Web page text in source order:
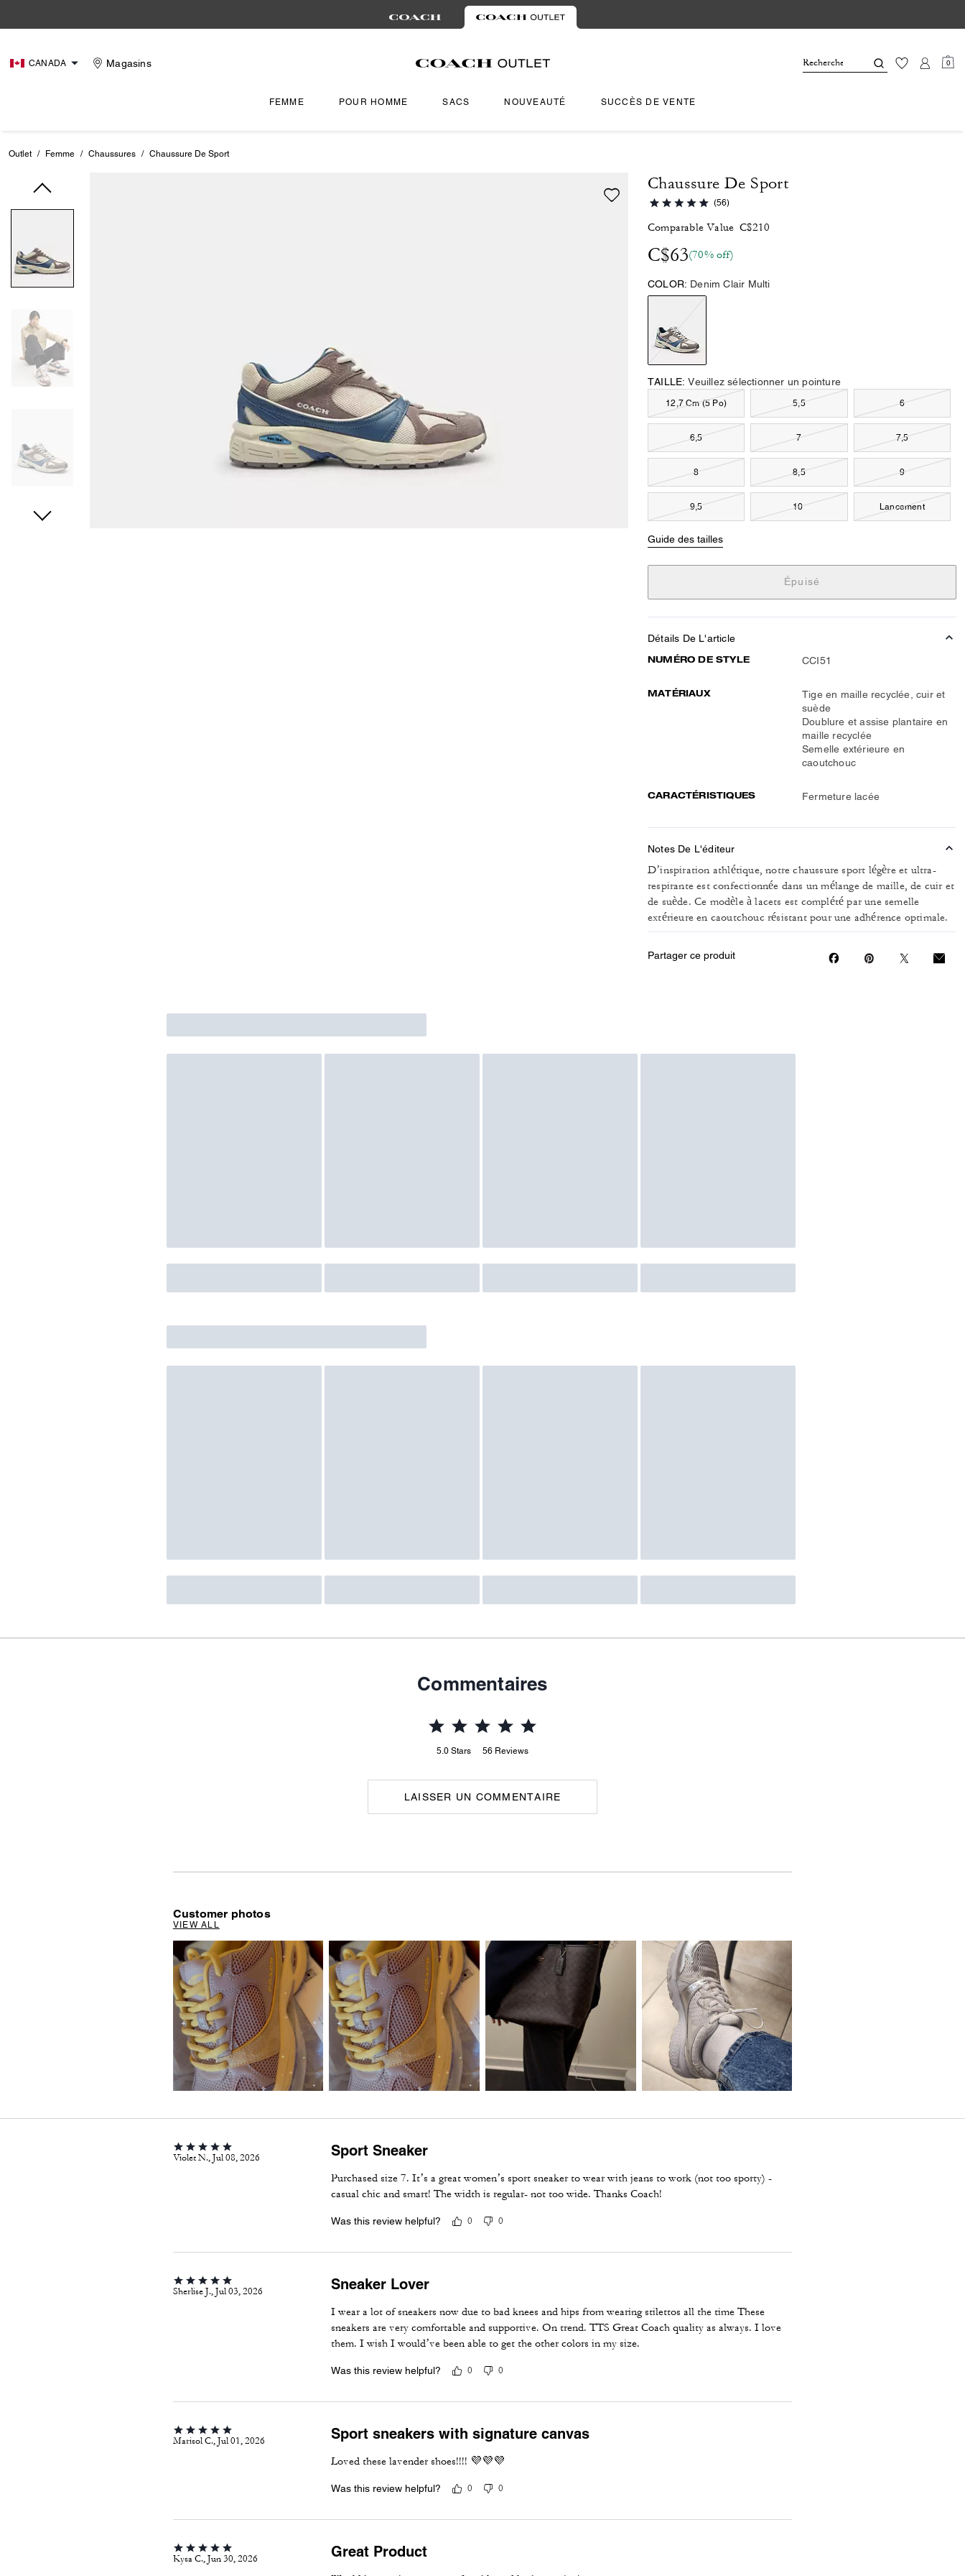
CANADA Magasins 0
FEMME POUR HOMME SACS NOUVEAUTÉ SUCCÈS DE VENTE
Outlet / Femme / Chaussures / Chaussure De Sport
Chaussure De Sport
(56)
Comparable Value C$210
C$63(70% off)
COLOR: Denim Clair Multi
TAILLE: Veuillez sélectionner un pointure
12,7 Cm (5 Po) 5,5 6
6,5 7 7,5
8 8,5 9
9,5 10 Lancement
Guide des tailles
Épuisé
Détails De L'article
NUMÉRO DE STYLE CCI51
MATÉRIAUX
Tige en maille recyclée, cuir et
suède
Doublure et assise plantaire en
maille recyclée
Semelle extérieure en
caoutchouc
CARACTÉRISTIQUES Fermeture lacée
Notes De L'éditeur
D’inspiration athlétique, notre chaussure sport légère et ultra-
respirante est confectionnée dans un mélange de maille, de cuir et
de suède. Ce modèle à lacets est complété par une semelle
extérieure en caoutchouc résistant pour une adhérence optimale.
Partager ce produit
Commentaires
5.0 Stars 56 Reviews
LAISSER UN COMMENTAIRE
Customer photos
VIEW ALL
Violet N., Jul 08, 2026 Sport Sneaker
Purchased size 7. It’s a great women’s sport sneaker to wear with jeans to work (not too sporty) -
casual chic and smart! The width is regular- not too wide. Thanks Coach!
Was this review helpful? 0 0
Sherlise J., Jul 03, 2026 Sneaker Lover
I wear a lot of sneakers now due to bad knees and hips from wearing stilettos all the time These
sneakers are very comfortable and supportive. On trend. TTS Great Coach quality as always. I love
them. I wish I would’ve been able to get the other colors in my size.
Was this review helpful? 0 0
Marisol C., Jul 01, 2026 Sport sneakers with signature canvas
Loved these lavender shoes!!!! 💜💜💜
Was this review helpful? 0 0
Kysa C., Jun 30, 2026 Great Product